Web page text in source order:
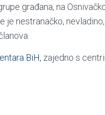
građana, na
je nestranačko, nevladino,
BiH, zajedno s